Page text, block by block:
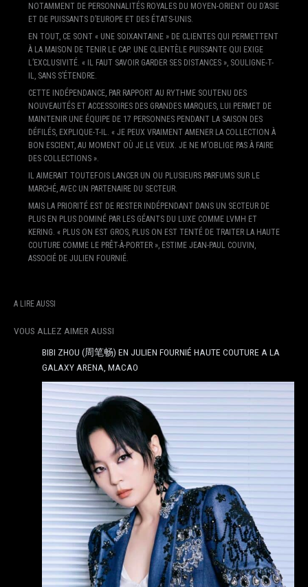
NOTAMMENT DE PERSONNALITÉS ROYALES DU MOYEN-ORIENT OU D’ASIE
ET DE PUISSANTS D’EUROPE ET DES ÉTATS-UNIS.
EN TOUT, CE SONT « UNE SOIXANTAINE » DE CLIENTES QUI PERMETTENT
À LA MAISON DE TENIR LE CAP. UNE CLIENTÈLE PUISSANTE QUI EXIGE
L’EXCLUSIVITÉ. « IL FAUT SAVOIR GARDER SES DISTANCES », SOULIGNE-T-
IL, SANS S’ÉTENDRE.
CETTE INDÉPENDANCE, PAR RAPPORT AU RYTHME SOUTENU DES
NOUVEAUTÉS ET ACCESSOIRES DES GRANDES MARQUES, LUI PERMET DE
MAINTENIR UNE ÉQUIPE DE 17 PERSONNES PENDANT LA SAISON DES
DÉFILÉS, EXPLIQUE-T-IL. « JE PEUX VRAIMENT AMENER LA COLLECTION À
BON ESCIENT, AU MOMENT OÙ JE LE VEUX. JE NE M’OBLIGE PAS À FAIRE
DES COLLECTIONS ».
IL AIMERAIT TOUTEFOIS LANCER UN OU PLUSIEURS PARFUMS SUR LE
MARCHÉ, AVEC UN PARTENAIRE DU SECTEUR.
MAIS LA PRIORITÉ EST DE RESTER INDÉPENDANT DANS UN SECTEUR DE
PLUS EN PLUS DOMINÉ PAR LES GÉANTS DU LUXE COMME LVMH ET
KERING. « PLUS ON EST GROS, PLUS ON EST TENTÉ DE TRAITER LA HAUTE
COUTURE COMME LE PRÊT-À-PORTER », ESTIME JEAN-PAUL COUVIN,
ASSOCIÉ DE JULIEN FOURNIÉ.
A LIRE AUSSI
VOUS ALLEZ AIMER AUSSI
BIBI ZHOU (周笔畅) EN JULIEN FOURNIÉ HAUTE COUTURE A LA
GALAXY ARENA, MACAO